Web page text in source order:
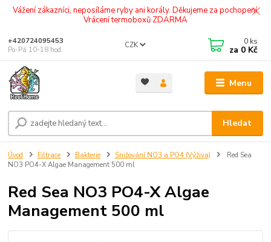
Vážení zákazníci, neposíláme ryby ani korály. Děkujeme za pochopení.
Vrácení termoboxů ZDARMA
Menu
CZK
Hledat
+420724095453
Po-Pá 10-18 hod.
0 ks
za 0 Kč
Úvod Filtrace Bakterie Snižování NO3 a PO4 (Výživa)
Red Sea
NO3 PO4-X Algae Management 500 ml
Red Sea NO3 PO4-X Algae
Management 500 ml